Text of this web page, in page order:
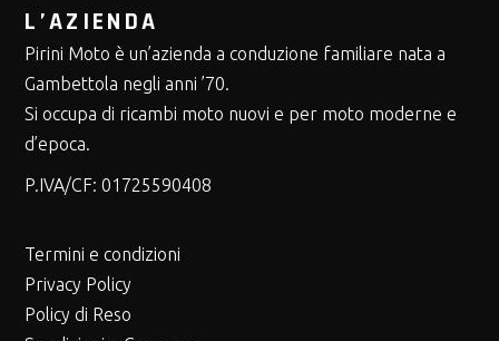
L’AZIENDA
Pirini Moto è un’azienda a conduzione familiare nata a
Gambettola negli anni ’70.
Si occupa di ricambi moto nuovi e per moto moderne e
d’epoca.
P.IVA/CF:01725590408
Termini e condizioni
Privacy Policy
Policy di Reso